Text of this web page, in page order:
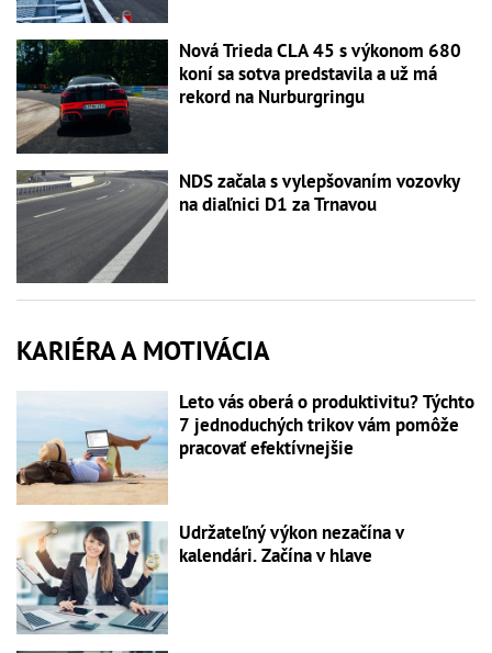
Nová Trieda CLA 45 s výkonom 680
koní sa sotva predstavila a už má
rekord na Nurburgringu
NDS začala s vylepšovaním vozovky
na diaľnici D1 za Trnavou
KARIÉRA A MOTIVÁCIA
Leto vás oberá o produktivitu? Týchto
7 jednoduchých trikov vám pomôže
pracovať efektívnejšie
Udržateľný výkon nezačína v
kalendári. Začína v hlave